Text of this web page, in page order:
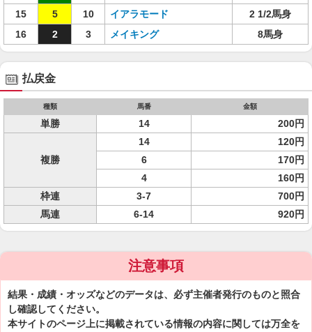
15
5 10 イアラモード
2 1/2馬身
16
2 3 メイキング 8馬身
払戻金
種類 馬番 金額
単勝 14 200円
複勝
14
120円
6
170円
4
160円
枠連
3-7
700円
馬連
6-14 920円
注意事項
結果・成績・オッズなどのデータは、必ず主催者発行のものと照合
し確認してください。
本サイトのページ上に掲載されている情報の内容に関しては万全を